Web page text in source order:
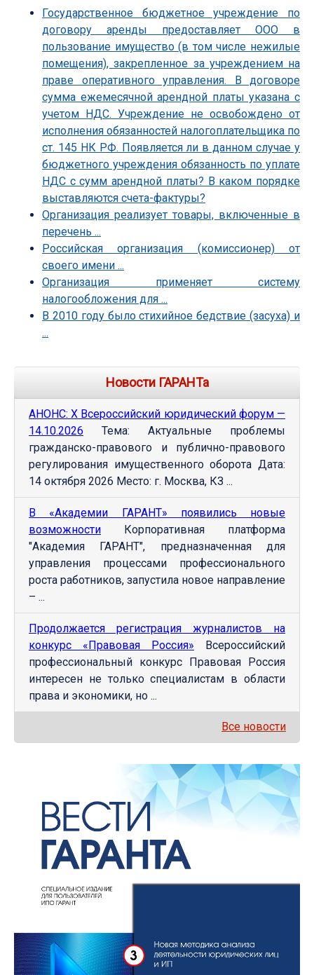
Государственное бюджетное учреждение по
договору аренды предоставляет ООО в
пользование имущество (в том числе нежилые
помещения), закрепленное за учреждением на
праве оперативного управления. В договоре
сумма ежемесячной арендной платы указана с
учетом НДС. Учреждение не освобождено от
исполнения обязанностей налогоплательщика по
ст. 145 НК РФ. Появляется ли в данном случае у
бюджетного учреждения обязанность по уплате
НДС с сумм арендной платы? В каком порядке
выставляются счета-фактуры?
Организация реализует товары, включенные в
перечень ...
Российская организация (комиссионер) от
своего имени ...
Организация применяет систему
налогообложения для ...
В 2010 году было стихийное бедствие (засуха) и
...
Новости ГАРАНТа
АНОНС: Х Всероссийский юридический форум —
14.10.2026 Тема: Актуальные проблемы
гражданско-правового и публично-правового
регулирования имущественного оборота Дата:
14 октября 2026 Место: г. Москва, КЗ ...
В «Академии ГАРАНТ» появились новые
возможности Корпоративная платформа
"Академия ГАРАНТ", предназначенная для
управления процессами профессионального
роста работников, запустила новое направление
– ...
Продолжается регистрация журналистов на
конкурс «Правовая Россия» Всероссийский
профессиональный конкурс Правовая Россия
интересен не только специалистам в области
права и экономики, но ...
Все новости